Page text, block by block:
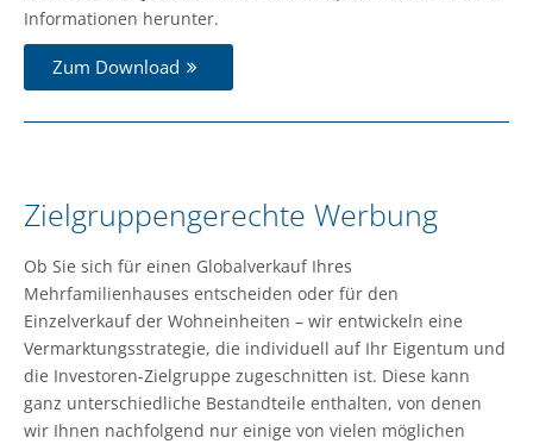
Informationen herunter.
Zum Download
Zielgruppengerechte Werbung
Ob Sie sich für einen Globalverkauf Ihres
Mehrfamilienhauses entscheiden oder für den
Einzelverkauf der Wohneinheiten – wir entwickeln eine
Vermarktungsstrategie, die individuell auf Ihr Eigentum und
die Investoren-Zielgruppe zugeschnitten ist. Diese kann
ganz unterschiedliche Bestandteile enthalten, von denen
wir Ihnen nachfolgend nur einige von vielen möglichen